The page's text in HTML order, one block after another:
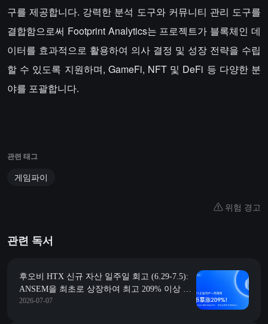
구를 제공합니다. 강력한 분석 도구와 커뮤니티 관리 도구를
결합함으로써 Footprint Analytics는 프로젝트가 블록체인 데
이터를 효과적으로 활용하여 의사 결정 및 성장 전략을 수립
할 수 있도록 지원하며, GameFi, NFT 및 DeFi 등 다양한 분
야를 포괄합니다.
관련 태그
게임파이
위험 경고
관련 독서
후오비 HTX 신규 자산 일주일 회고 (6.29-7.5):
ANSEM을 최초로 상장하여 최고 209% 이상 상
승, 우수한 신규 코인 포착 능력 재현
2026-07-07